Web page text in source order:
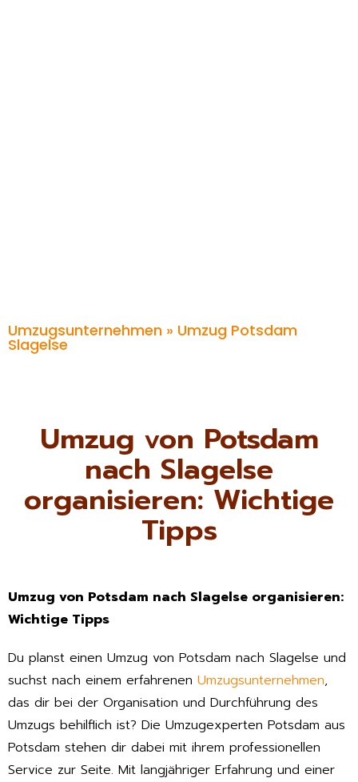
Umzugsunternehmen » Umzug Potsdam
Slagelse
Umzug von Potsdam
nach Slagelse
organisieren: Wichtige
Tipps
Umzug von Potsdam nach Slagelse organisieren:
Wichtige Tipps
Du planst einen Umzug von Potsdam nach Slagelse und
suchst nach einem erfahrenen Umzugsunternehmen,
das dir bei der Organisation und Durchführung des
Umzugs behilflich ist? Die Umzugexperten Potsdam aus
Potsdam stehen dir dabei mit ihrem professionellen
Service zur Seite. Mit langjähriger Erfahrung und einer